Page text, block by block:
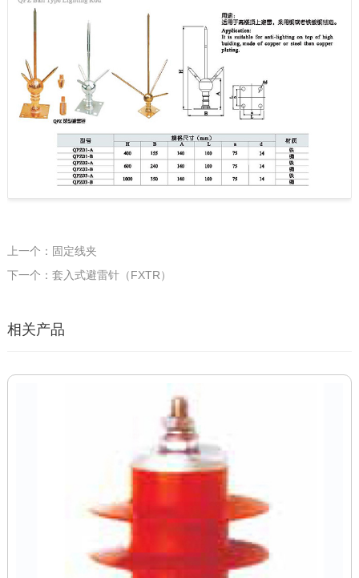
上一个：固定线夹
下一个：套入式避雷针（FXTR）
相关产品